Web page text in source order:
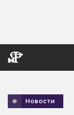
Новости